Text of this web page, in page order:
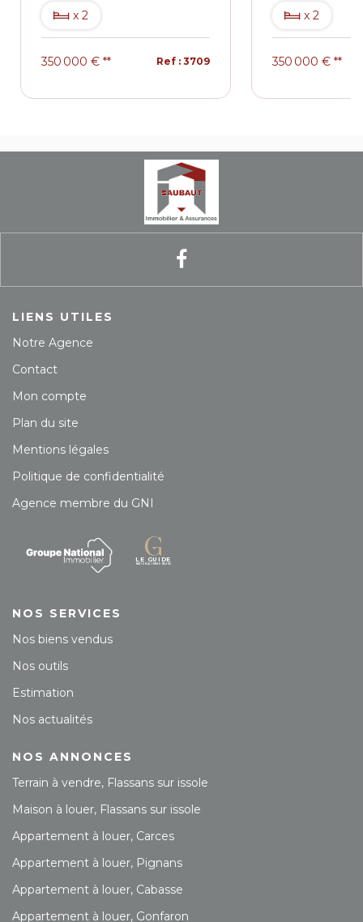
x 2
350 000 € ** Ref : 3709
x 2
350 000 € **
LIENS UTILES
Notre Agence
Contact
Mon compte
Plan du site
Mentions légales
Politique de confidentialité
Agence membre du GNI
NOS SERVICES
Nos biens vendus
Nos outils
Estimation
Nos actualités
NOS ANNONCES
Terrain à vendre, Flassans sur issole
Maison à louer, Flassans sur issole
Appartement à louer, Carces
Appartement à louer, Pignans
Appartement à louer, Cabasse
Appartement à louer, Gonfaron